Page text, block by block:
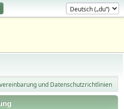
und Datenschutzrichtlinien